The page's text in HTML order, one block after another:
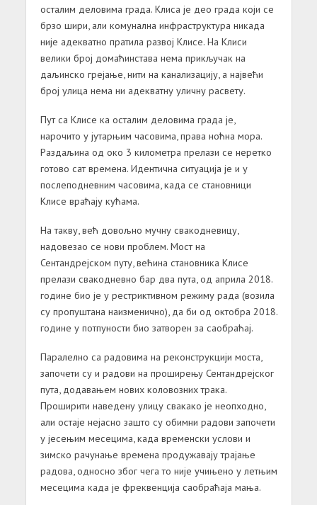
осталим деловима града. Клиса је део града који се
брзо шири, али комунална инфраструктура никада
није адекватно пратила развој Клисе. На Клиси
велики број домаћинстава нема прикључак на
даљинско грејање, нити на канализацију, а највећи
број улица нема ни адекватну уличну расвету.
Пут са Клисе ка осталим деловима града је,
нарочито у јутарњим часовима, права ноћна мора.
Раздаљина од око 3 километра прелази се неретко
готово сат времена. Идентична ситуација је и у
послеподневним часовима, када се становници
Клисе враћају кућама.
На такву, већ довољно мучну свакодневицу,
надовезао се нови проблем. Мост на
Сентандрејском путу, већина становника Клисе
прелази свакодневно бар два пута, од априла 2018.
године био је у рестриктивном режиму рада (возила
су пропуштана наизменично), да би од октобра 2018.
године у потпуности био затворен за саобраћај.
Паралелно са радовима на реконструкцији моста,
започети су и радови на проширењу Сентандрејског
пута, додавањем нових коловозних трака.
Проширити наведену улицу свакако је неопходно,
али остаје нејасно зашто су обимни радови започети
у јесењим месецима, када временски услови и
зимско рачунање времена продужавају трајање
радова, односно због чега то није учињено у летњим
месецима када је фреквенција саобраћаја мања.